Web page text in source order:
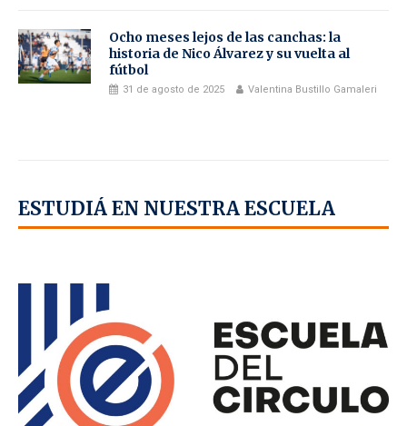
Ocho meses lejos de las canchas: la
historia de Nico Álvarez y su vuelta al
fútbol
31 de agosto de 2025 Valentina Bustillo Gamaleri
ESTUDIÁ EN NUESTRA ESCUELA